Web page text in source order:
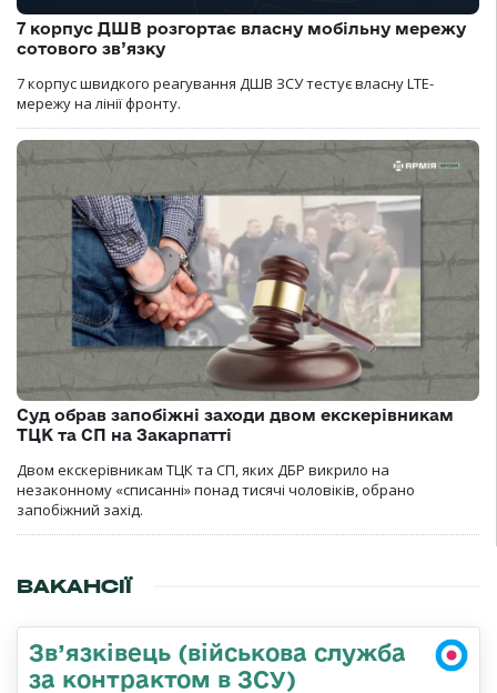
7 корпус ДШВ розгортає власну мобільну мережу
сотового зв’язку
7 корпус швидкого реагування ДШВ ЗСУ тестує власну LTE-
мережу на лінії фронту.
Суд обрав запобіжні заходи двом екскерівникам
ТЦК та СП на Закарпатті
Двом екскерівникам ТЦК та СП, яких ДБР викрило на
незаконному «списанні» понад тисячі чоловіків, обрано
запобіжний захід.
ВАКАНСІЇ
Зв’язківець (військова служба
за контрактом в ЗСУ)